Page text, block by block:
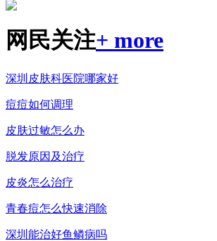
网民关注+ more
深圳皮肤科医院哪家好
痘痘如何调理
皮肤过敏怎么办
脱发原因及治疗
皮炎怎么治疗
青春痘怎么快速消除
深圳能治好鱼鳞病吗